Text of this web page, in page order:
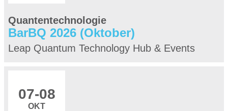
Quantentechnologie
BarBQ 2026 (Oktober)
Leap Quantum Technology Hub & Events
07-08
OKT